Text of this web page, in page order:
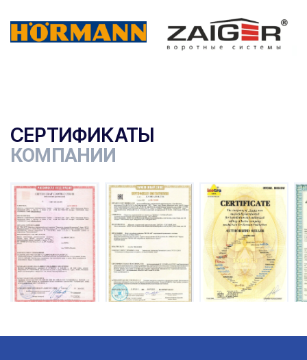
СЕРТИФИКАТЫ
КОМПАНИИ